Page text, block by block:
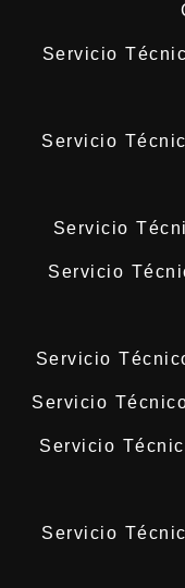
Servicio
Servicio
Servicio
Servicio
Servicio
Servicio
Servicio
Servicio